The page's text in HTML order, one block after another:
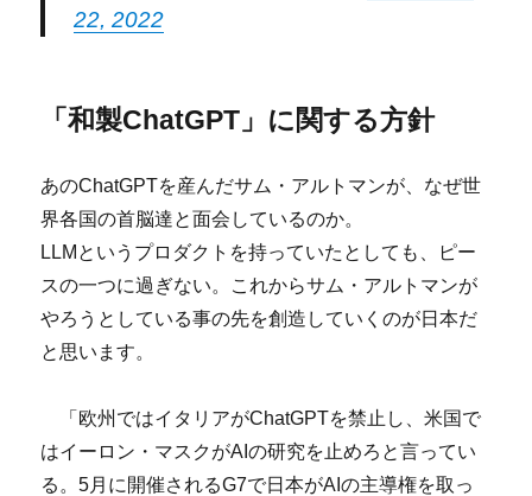
22, 2022
「和製ChatGPT」に関する方針
あのChatGPTを産んだサム・アルトマンが、なぜ世
界各国の首脳達と面会しているのか。
LLMというプロダクトを持っていたとしても、ピー
スの一つに過ぎない。これからサム・アルトマンが
やろうとしている事の先を創造していくのが日本だ
と思います。
「欧州ではイタリアがChatGPTを禁止し、米国で
はイーロン・マスクがAIの研究を止めろと言ってい
る。5月に開催されるG7で日本がAIの主導権を取っ